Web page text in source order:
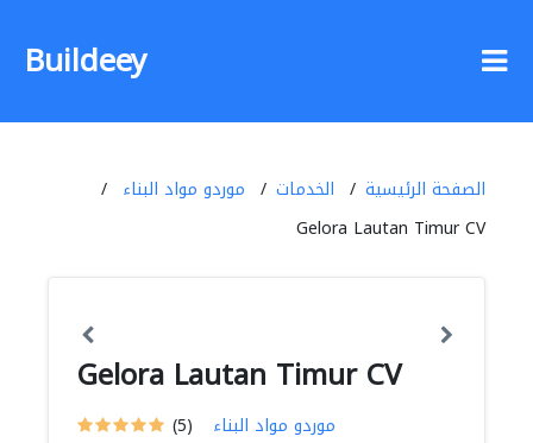
Buildeey
الصفحة الرئيسية الخدمات
موردو مواد البناء
Gelora Lautan Timur CV
Gelora Lautan Timur CV
(5) موردو مواد البناء